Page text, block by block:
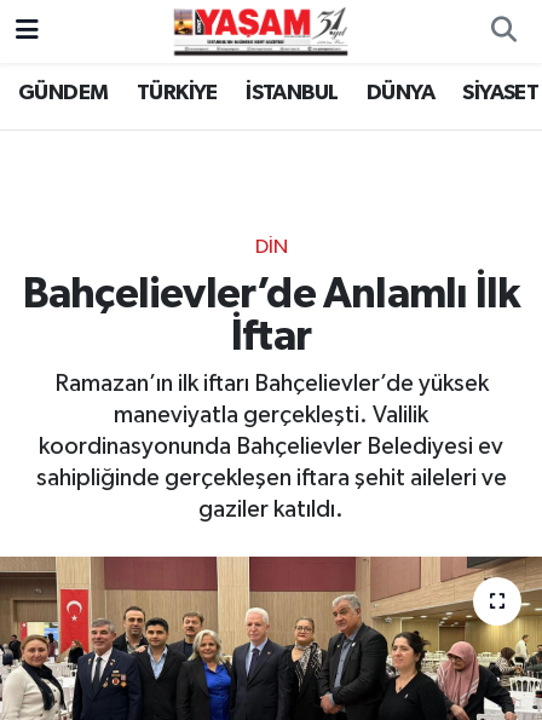
GÜNDEM TÜRKİYE İSTANBUL DÜNYA SİYASET
DİN
Bahçelievler’de Anlamlı İlk
İftar
Ramazan’ın ilk iftarı Bahçelievler’de yüksek
maneviyatla gerçekleşti. Valilik
koordinasyonunda Bahçelievler Belediyesi ev
sahipliğinde gerçekleşen iftara şehit aileleri ve
gaziler katıldı.